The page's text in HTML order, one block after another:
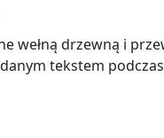
wełną drzewną i
tekstem